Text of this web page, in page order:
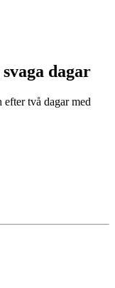
dagar
efter två dagar med